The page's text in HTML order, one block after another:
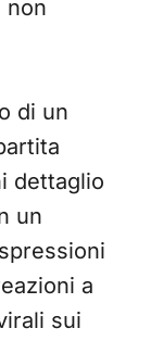
non
di un
dettaglio
un
a
sui